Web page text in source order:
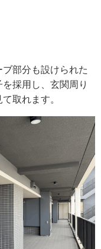
部分も設けられた
採用し、玄関周り
取れます。